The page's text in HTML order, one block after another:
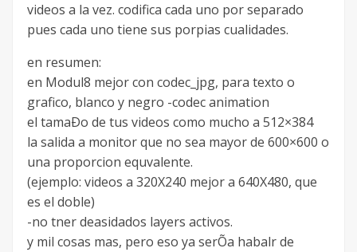
videos a la vez. codifica cada uno por separado
pues cada uno tiene sus porpias cualidades.
en resumen:
en Modul8 mejor con codec_jpg, para texto o
grafico, blanco y negro -codec animation
el tamaÐo de tus videos como mucho a 512×384
la salida a monitor que no sea mayor de 600×600 o
una proporcion equvalente.
(ejemplo: videos a 320X240 mejor a 640X480, que
es el doble)
-no tner deasidados layers activos.
y mil cosas mas, pero eso ya serÕa habalr de